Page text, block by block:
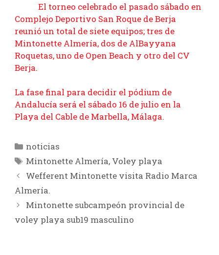
El torneo celebrado el pasado sábado en
Complejo Deportivo San Roque de Berja
reunió un total de siete equipos; tres de
Mintonette Almería, dos de AlBayyana
Roquetas, uno de Open Beach y otro del CV
Berja.
La fase final para decidir el pódium de
Andalucía será el sábado 16 de julio en la
Playa del Cable de Marbella, Málaga.
Categorías
noticias
Etiquetas
Mintonette Almería, Voley playa
Wefferent Mintonette visita Radio Marca
Almería.
Mintonette subcampeón provincial de
voley playa sub19 masculino